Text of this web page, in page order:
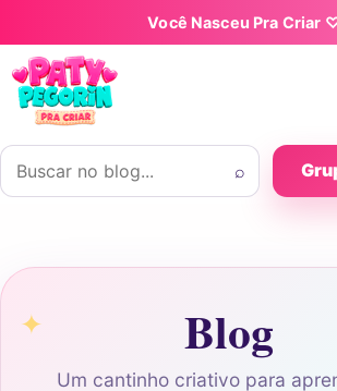
Pular para o conteúdoVocê Nasceu Pra Criar
Buscar por:
⌕
Blog
Um cantinho criativo para